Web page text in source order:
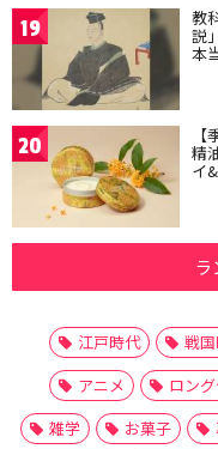
19 教
説
本
20 精
イ
ラ
江戸時代 戦
アニメ
ロン
雑学
お菓子